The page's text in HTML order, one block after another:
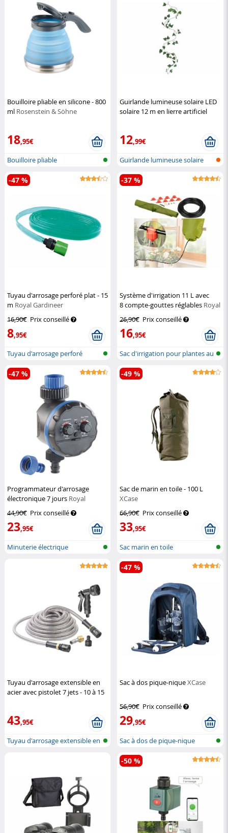
Bouilloire pliable en silicone - 800
ml Rosenstein & Söhne
18,95€
Bouilloire pliable
Guirlande lumineuse solaire LED
solaire 12 m en lierre artificiel
12,99€
Guirlande lumineuse solaire
LED ave...
Tuyau d'arrosage perforé plat - 15
m Royal Gardineer
16,90€ Prix conseillé
8,95€
-47 %
Tuyau d'arrosage perforé
Système d'irrigation 11 L avec
8 compte-gouttes réglables Royal
26,90€ Prix conseillé
16,95€
-37 %
Sac d'irrigation pour plantes au
go...
Programmateur d'arrosage
électronique 7 jours Royal
44,90€ Prix conseillé
23,95€
-47 %
Minuterie électrique
Sac de marin en toile - 100 L
XCase
66,90€ Prix conseillé
33,95€
-49 %
Sac marin en toile
Tuyau d'arrosage extensible en
acier avec pistolet 7 jets - 10 à 15
43,95€
Tuyau d'arrosage extensible en
Sac à dos pique-niqueXCase
56,90€ Prix conseillé
29,95€
-47 %
Sac à dos de pique-nique
-50 %